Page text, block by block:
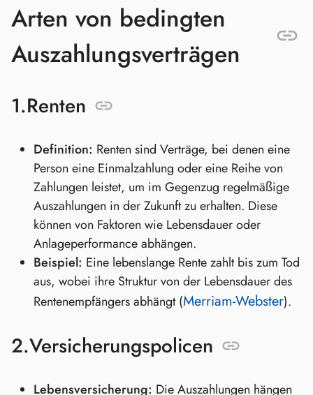
Arten von bedingten
Auszahlungsverträgen
1.Renten
Definition: Renten sind Verträge, bei denen eine
Person eine Einmalzahlung oder eine Reihe von
Zahlungen leistet, um im Gegenzug regelmäßige
Auszahlungen in der Zukunft zu erhalten. Diese
können von Faktoren wie Lebensdauer oder
Anlageperformance abhängen.
Beispiel: Eine lebenslange Rente zahlt bis zum Tod
aus, wobei ihre Struktur von der Lebensdauer des
Rentenempfängers abhängt (Merriam-Webster).
2.Versicherungspolicen
Lebensversicherung: Die Auszahlungen hängen